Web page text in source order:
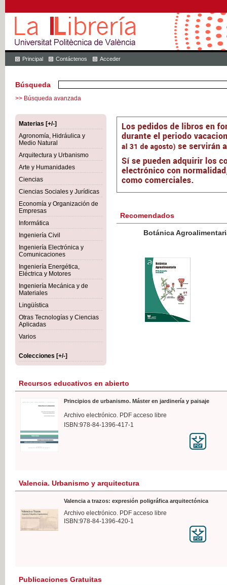
Principal Contáctenos Acceder
Búsqueda
>> Búsqueda avanzada
Materias [+/-]
Agronomía, Hidráulica y
Medio Natural
Arquitectura y Urbanismo
Arte y Humanidades
Ciencias
Ciencias Sociales y Jurídicas
Economía y Organización de
Empresas
Informática
Ingeniería Civil
Ingeniería Electrónica y
Comunicaciones
Ingeniería Energética,
Eléctrica y Motores
Ingeniería Mecánica y de
Materiales
Lingüística
Otras Tecnologías y Ciencias
Aplicadas
Varios
Colecciones [+/-]
Recomendados
Botánica Agroalimentaria
Recursos educativos en abierto
Principios de urbanismo. Máster en jardinería y paisaje
Archivo electrónico. PDF acceso libre
ISBN:978-84-1396-417-1
Valencia. Urbanismo y arquitectura
Valencia a trazos: expresión poligráfica arquitectónica
Archivo electrónico. PDF acceso libre
ISBN:978-84-1396-420-1
Publicaciones Gratuitas